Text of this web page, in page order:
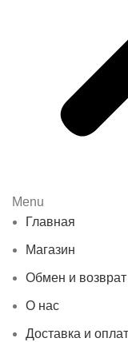
Menu
Главная
Магазин
Обмен и возврат
О нас
Доставка и